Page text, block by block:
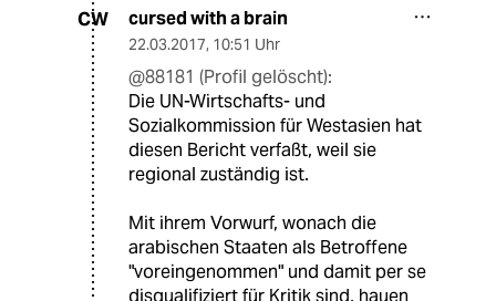
CW cursed with a brain
22.03.2017, 10:51 Uhr
@88181 (Profil gelöscht):
Die UN-Wirtschafts- und
Sozialkommission für Westasien hat
diesen Bericht verfaßt, weil sie
regional zuständig ist.
Mit ihrem Vorwurf, wonach die
arabischen Staaten als Betroffene
"voreingenommen" und damit per se
disqualifiziert für Kritik sind, hauen